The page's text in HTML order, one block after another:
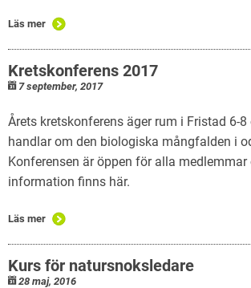
Läs mer
Kretskonferens 2017
7 september, 2017
Årets kretskonferens äger rum i Fristad 6-8
handlar om den biologiska mångfalden i
Konferensen är öppen för alla medlemmar
information finns här.
Läs mer
Kurs för natursnoksledare
28 maj, 2016